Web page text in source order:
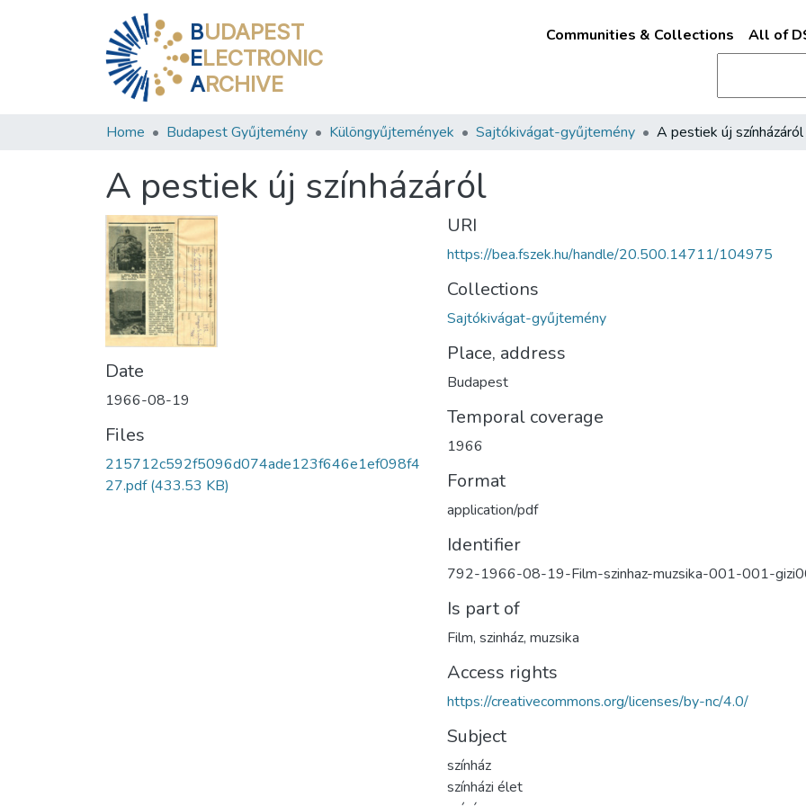
BUDAPEST
ELECTRONIC
ARCHIVE
Communities & Collections All of
Home Budapest Gyűjtemény Különgyűjtemények Sajtókivágat-gyűjtemény A pestiek új színházáról
A pestiek új színházáról
Date
1966-08-19
Files
215712c592f5096d074ade123f646e1ef098f4
27.pdf(433.53 KB)
URI
https://bea.fszek.hu/handle/20.500.14711/104975
Collections
Sajtókivágat-gyűjtemény
Place, address
Budapest
Temporal coverage
1966
Format
application/pdf
Identifier
792-1966-08-19-Film-szinhaz-muzsika-001-001-
Is part of
Film, szinház, muzsika
Access rights
https://creativecommons.org/licenses/by-nc/4.0/
Subject
színház
színházi élet